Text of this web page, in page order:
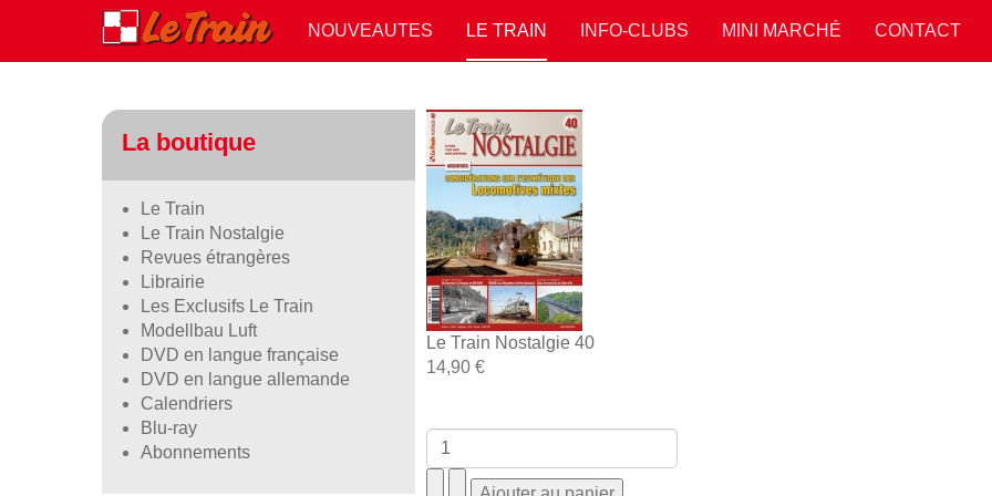
NOUVEAUTES LE TRAIN INFO-CLUBS MINI MARCHÉ CONTACT
Le Train Nostalgie 40
14,90 €
La boutique
Le Train
Le Train Nostalgie
Revues étrangères
Librairie
Les Exclusifs Le Train
Modellbau Luft
DVD en langue française
DVD en langue allemande
Calendriers
Blu-ray
Abonnements